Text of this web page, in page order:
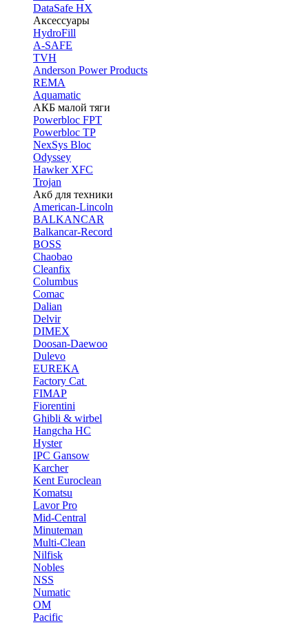
DataSafe HX
Аксессуары
HydroFill
A-SAFE
TVH
Anderson Power Products
REMA
Aquamatic
АКБ малой тяги
Powerbloc FPT
Powerbloc TP
NexSys Bloc
Odyssey
Hawker XFC
Trojan
Акб для техники
American-Lincoln
BALKANCAR
Balkancar-Record
BOSS
Chaobao
Cleanfix
Columbus
Comac
Dalian
Delvir
DIMEX
Doosan-Daewoo
Dulevo
EUREKA
Factory Cat
FIMAP
Fiorentini
Ghibli & wirbel
Hangcha HC
Hyster
IPC Gansow
Karcher
Kent Euroclean
Komatsu
Lavor Pro
Mid-Central
Minuteman
Multi-Clean
Nilfisk
Nobles
NSS
Numatic
OM
Pacific